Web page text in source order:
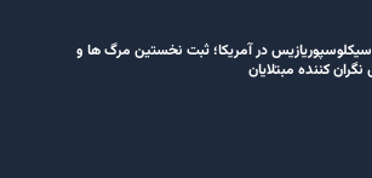
در آمریکا؛ ثبت نخستین مرگ ها و
کننده مبتلایان